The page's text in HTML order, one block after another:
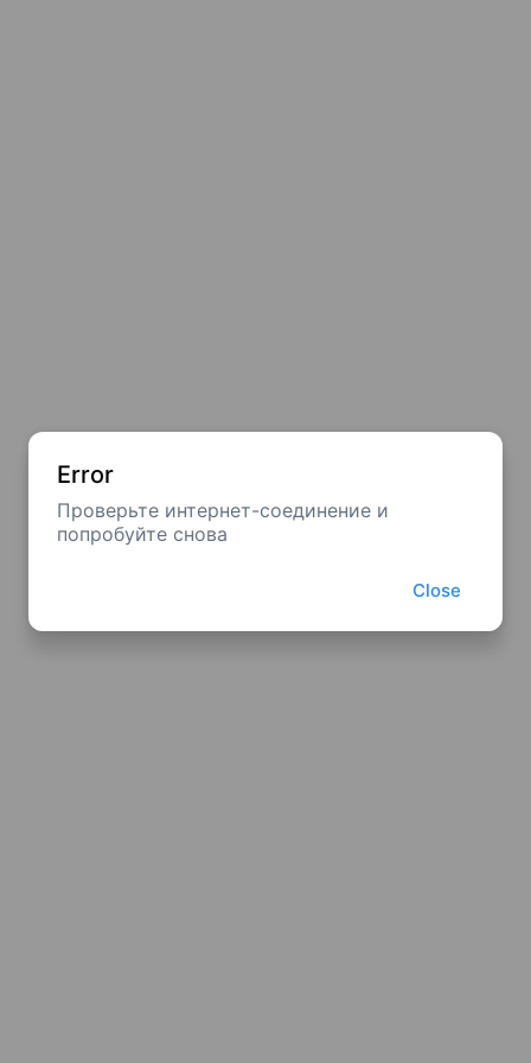
Error
Проверьте интернет-соединение и
попробуйте снова
Close